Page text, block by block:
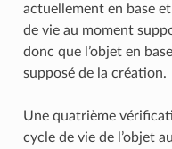
actuellement en base
de vie au moment
donc que l’objet en
supposé de la création.
Une quatrième
cycle de vie de l’objet